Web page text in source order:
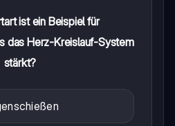
ist ein Beispiel für
das Herz-Kreislauf-System
stärkt?